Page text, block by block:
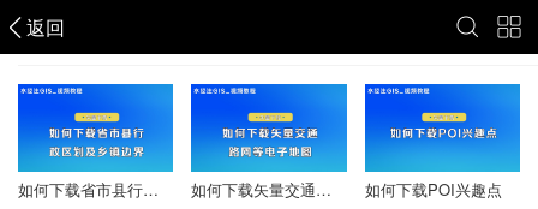
返回
矢量下载
如何下载省市县行政区划及乡镇边界 如何下载矢量交通路网等电子地图 如何下载POI兴趣点